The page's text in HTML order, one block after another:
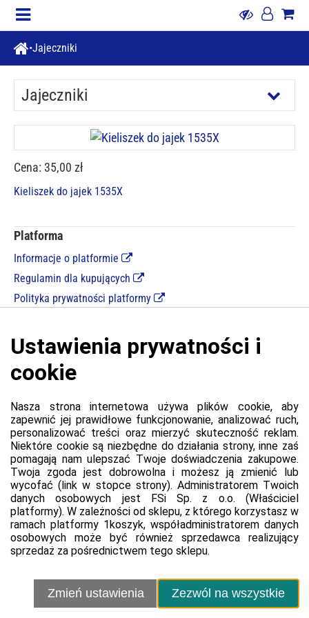
Jajeczniki
Jajeczniki
Cena: 35,00 zł
Kieliszek do jajek 1535X
Platforma
Informacje o platformie
Regulamin dla kupujących
Polityka prywatności platformy
Ustawienia cookie
Sprzedawca
Polityka prywatności sprzedawcy
Kontakt